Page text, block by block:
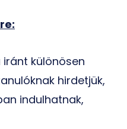
különösen
hirdetjük,
indulhatnak,